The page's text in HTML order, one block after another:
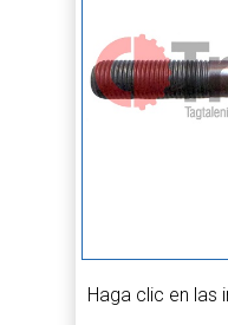
Haga clic en las